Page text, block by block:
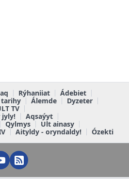
Rýhaniiat
Ádebiet
Álemde
Dyzeter
TV
jyly!
Aqsaýyt
Qylmys
Ult ainasy
Aityldy - oryndaldy! Ózekti